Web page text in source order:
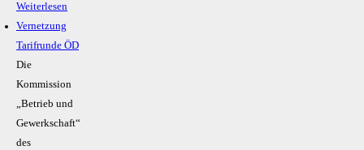
Weiterlesen
Vernetzung
Tarifrunde ÖD
Die
Kommission
„Betrieb und
Gewerkschaft“
des